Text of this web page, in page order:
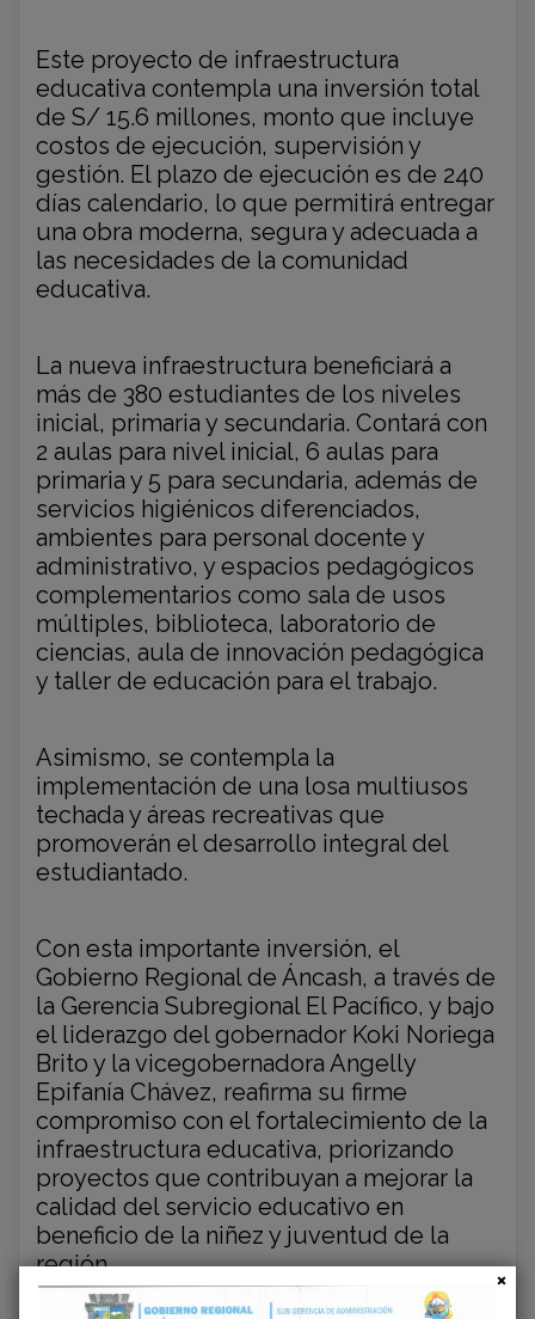
Este proyecto de infraestructura
educativa contempla una inversión total
de S/ 15.6 millones, monto que incluye
costos de ejecución, supervisión y
gestión. El plazo de ejecución es de 240
días calendario, lo que permitirá entregar
una obra moderna, segura y adecuada a
las necesidades de la comunidad
educativa.
La nueva infraestructura beneficiará a
más de 380 estudiantes de los niveles
inicial, primaria y secundaria. Contará con
2 aulas para nivel inicial, 6 aulas para
primaria y 5 para secundaria, además de
servicios higiénicos diferenciados,
ambientes para personal docente y
administrativo, y espacios pedagógicos
complementarios como sala de usos
múltiples, biblioteca, laboratorio de
ciencias, aula de innovación pedagógica
y taller de educación para el trabajo.
Asimismo, se contempla la
implementación de una losa multiusos
techada y áreas recreativas que
promoverán el desarrollo integral del
estudiantado.
Con esta importante inversión, el
Gobierno Regional de Áncash, a través de
la Gerencia Subregional El Pacífico, y bajo
el liderazgo del gobernador Koki Noriega
Brito y la vicegobernadora Angelly
Epifanía Chávez, reafirma su firme
compromiso con el fortalecimiento de la
infraestructura educativa, priorizando
proyectos que contribuyan a mejorar la
calidad del servicio educativo en
beneficio de la niñez y juventud de la
región.